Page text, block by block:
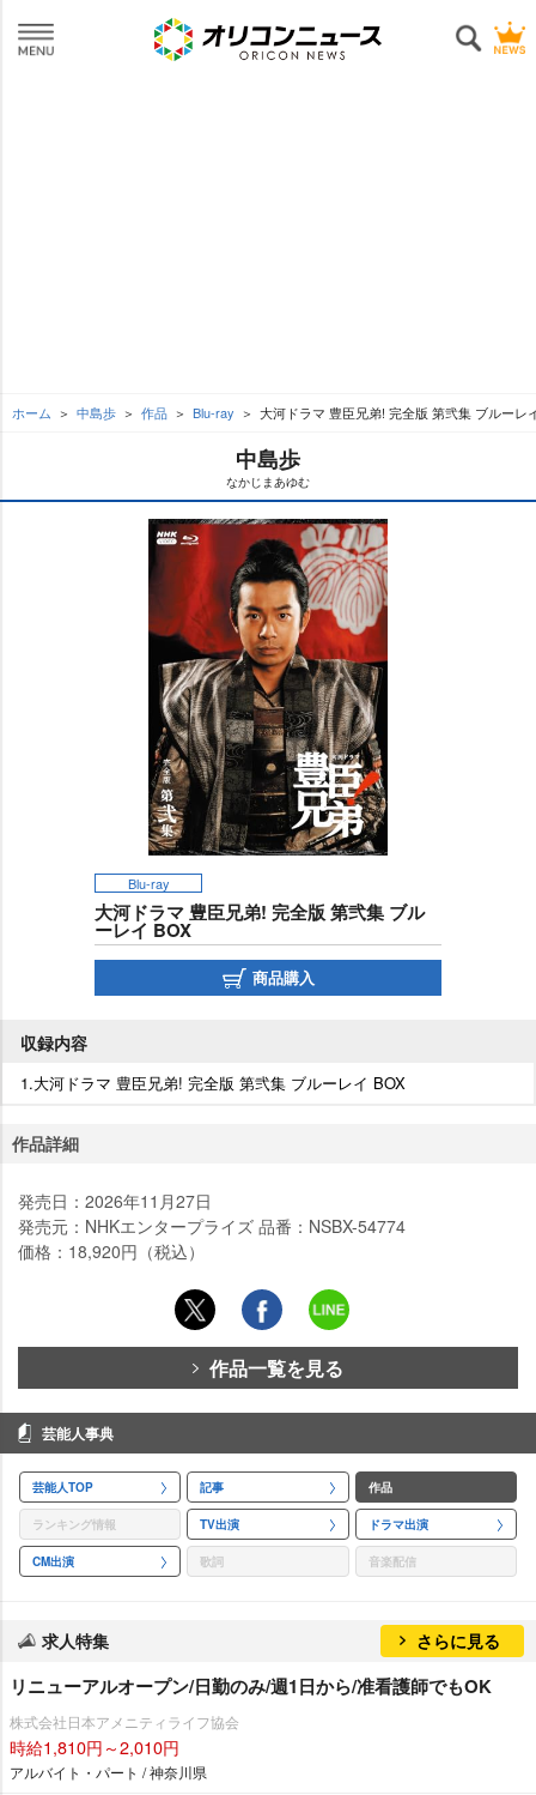
ホーム 中島歩 作品 Blu-ray 大河ドラマ 豊臣兄弟! 完全版 第弐集 ブルーレ
中島歩
なかじまあゆむ
Blu-ray
大河ドラマ 豊臣兄弟! 完全版 第弐集 ブル
ーレイ BOX
商品購入
収録内容
1.大河ドラマ 豊臣兄弟! 完全版 第弐集 ブルーレイ BOX
作品詳細
発売日：2026年11月27日
発売元：NHKエンタープライズ 品番：NSBX-54774
価格：18,920円（税込）
作品一覧を見る
芸能人事典
芸能人TOP 記事 作品
ランキング情報 TV出演 ドラマ出演
CM出演 歌詞 音楽配信
求人特集 さらに見る
リニューアルオープン/日勤のみ/週1日から/准看護師でもOK
株式会社日本アメニティライフ協会
時給1,810円～2,010円
アルバイト・パート / 神奈川県